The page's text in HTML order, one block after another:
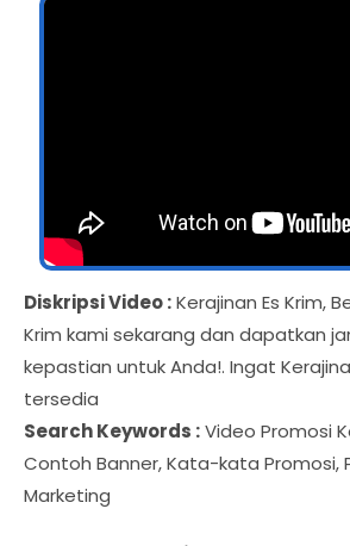
Diskripsi Video :Kerajinan Es Krim,
Krim kami sekarang dan dapatkan
kepastian untuk Anda!. Ingat
tersedia
Search Keywords :Video Promosi
Contoh Banner, Kata-kata Promosi,
Marketing